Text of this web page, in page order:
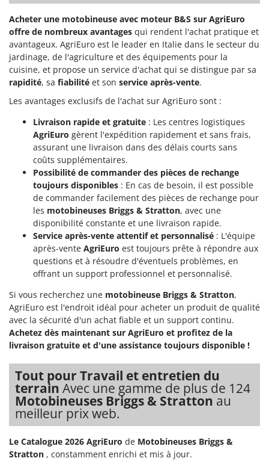
Acheter une motobineuse avec moteur B&S sur AgriEuro
offre de nombreux avantages qui rendent l'achat pratique et
avantageux. AgriEuro est le leader en Italie dans le secteur du
jardinage, de l'agriculture et des équipements pour la
cuisine, et propose un service d'achat qui se distingue par sa
rapidité, sa fiabilité et son service après-vente.
Les avantages exclusifs de l'achat sur AgriEuro sont :
Livraison rapide et gratuite : Les centres logistiques
AgriEuro gèrent l'expédition rapidement et sans frais,
assurant une livraison dans des délais courts sans
coûts supplémentaires.
Possibilité de commander des pièces de rechange
toujours disponibles : En cas de besoin, il est possible
de commander facilement des pièces de rechange pour
les motobineuses Briggs & Stratton, avec une
disponibilité constante et une livraison rapide.
Service après-vente attentif et personnalisé : L'équipe
après-vente AgriEuro est toujours prête à répondre aux
questions et à résoudre d'éventuels problèmes, en
offrant un support professionnel et personnalisé.
Si vous recherchez une motobineuse Briggs & Stratton,
AgriEuro est l'endroit idéal pour acheter un produit de qualité
avec la sécurité d'un achat fiable et un support continu.
Achetez dès maintenant sur AgriEuro et profitez de la
livraison gratuite et d'une assistance toujours disponible !
Tout pour Travail et entretien du
terrain Avec une gamme de plus de 124
Motobineuses Briggs & Stratton au
meilleur prix web.
Le Catalogue 2026 AgriEuro de Motobineuses Briggs &
Stratton , constamment enrichi et mis à jour.